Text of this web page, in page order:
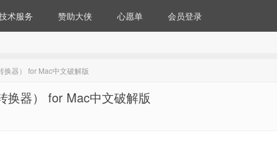
术服务 赞助大侠 心愿单 会员登录
器） for Mac中文破解版
换器） for Mac中文破解版